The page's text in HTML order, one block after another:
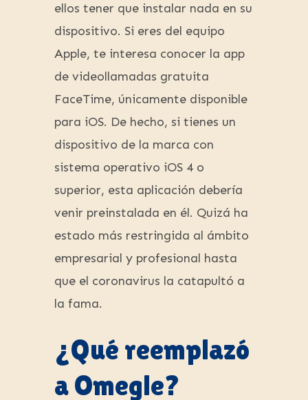
ellos tener que instalar nada en su
dispositivo. Si eres del equipo
Apple, te interesa conocer la app
de videollamadas gratuita
FaceTime, únicamente disponible
para iOS. De hecho, si tienes un
dispositivo de la marca con
sistema operativo iOS 4 o
superior, esta aplicación debería
venir preinstalada en él. Quizá ha
estado más restringida al ámbito
empresarial y profesional hasta
que el coronavirus la catapultó a
la fama.
¿Qué reemplazó
a Omegle?